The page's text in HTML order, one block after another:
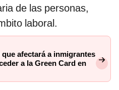
de las personas,
laboral.
afectará a inmigrantes
a la Green Card en